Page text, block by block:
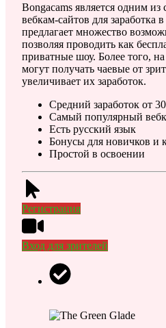
Bongacams является одним
вебкам-сайтов для заработка
предлагает множество
позволяя проводить как
приватные шоу. Более того,
могут получать чаевые от
увеличивает их заработок.
Средний заработок от
Самый популярный
Есть русский язык
Бонусы для новичков и
Простой в освоении
Регистрация
Вход для зрителей